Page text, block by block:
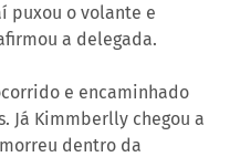
puxou o volante e
a delegada.
e encaminhado
Já Kimmberlly chegou a
dentro da